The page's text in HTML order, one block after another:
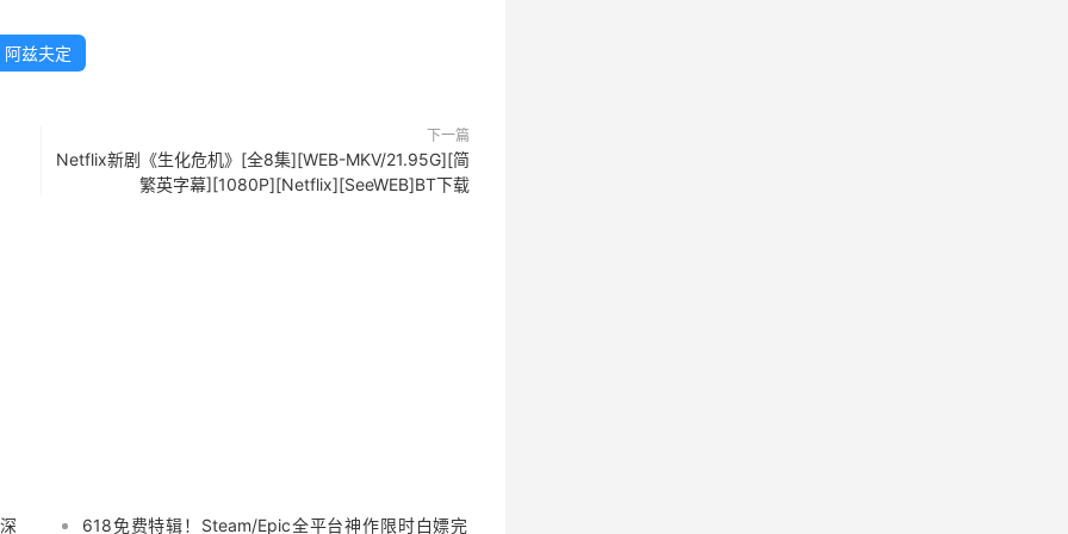
阿兹夫定
下一篇
Netflix新剧《生化危机》[全8集][WEB-MKV/21.95G][简
繁英字幕][1080P][Netflix][SeeWEB]BT下载
618免费特辑！Steam/Epic全平台神作限时白嫖完